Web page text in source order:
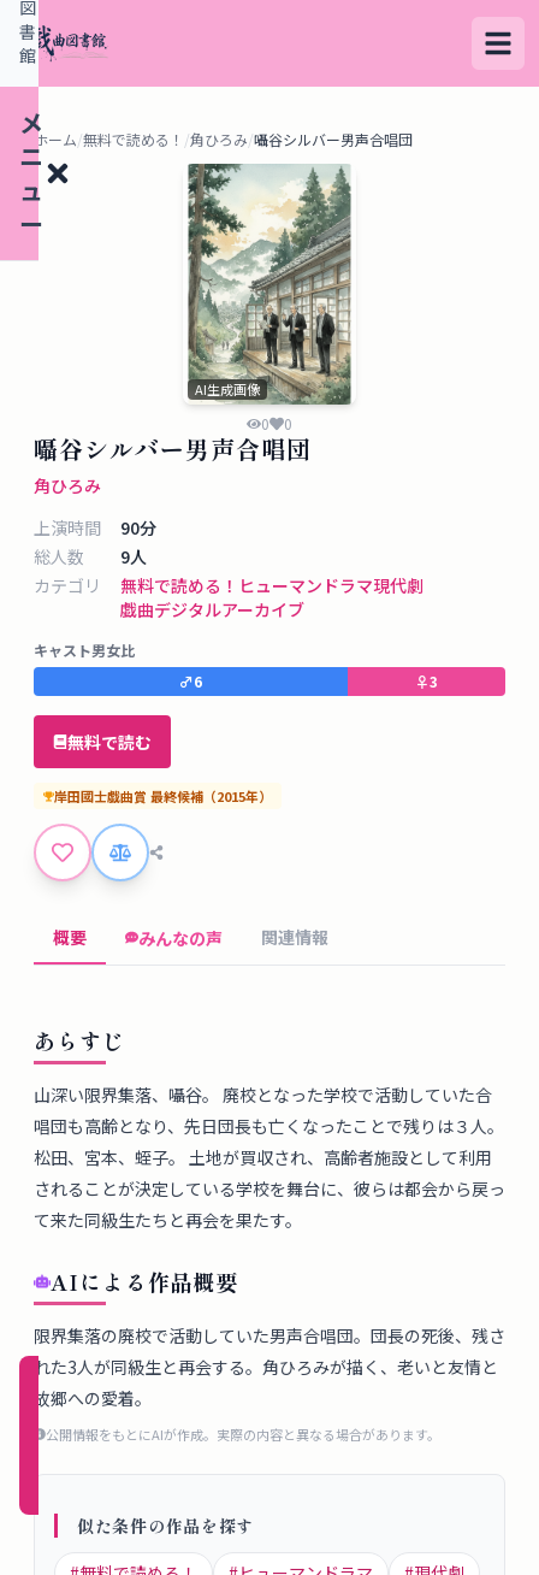
メ
ニ
ュ
ー
デ
タ
ベ
ス
掲
示
板
ツ
ー
ブ
グ
概
要
ロ
イ
新規
（無
料）
図
書
館
ホーム/無料で読める！ /角ひろみ/囁谷シルバー男声合唱団
AI生成画像
0 0
囁谷シルバー男声合唱団
角ひろみ
上演時間
90分
総人数
9人
カテゴリ
無料で読める！ ヒューマンドラマ現代劇
戯曲デジタルアーカイブ
キャスト男女比
♂6 ♀3
無料で読む
岸田國士戯曲賞 最終候補 （2015年）
概要 みんなの声 関連情報
あらすじ
山深い限界集落、囁谷。 廃校となった学校で活動していた合
唱団も高齢となり、先日団長も亡くなったことで残りは３人。
松田、宮本、蛭子。 土地が買収され、高齢者施設として利用
されることが決定している学校を舞台に、彼らは都会から戻っ
て来た同級生たちと再会を果たす。
AIによる作品概要
限界集落の廃校で活動していた男声合唱団。団長の死後、残さ
れた3人が同級生と再会する。角ひろみが描く、老いと友情と
故郷への愛着。
公開情報をもとにAIが作成。実際の内容と異なる場合があります。
似た条件の作品を探す